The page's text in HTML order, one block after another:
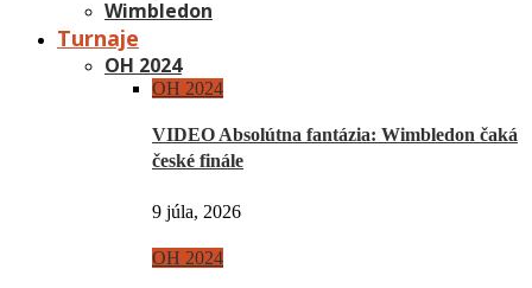
Wimbledon
Turnaje
OH 2024
OH 2024
VIDEO Absolútna fantázia: Wimbledon čaká
české finále
9 júla, 2026
OH 2024